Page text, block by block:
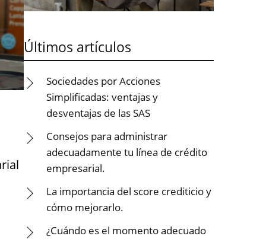
Últimos artículos
Sociedades por Acciones
Simplificadas: ventajas y
desventajas de las SAS
Consejos para administrar
adecuadamente tu línea de crédito
empresarial.
La importancia del score crediticio y
cómo mejorarlo.
¿Cuándo es el momento adecuado